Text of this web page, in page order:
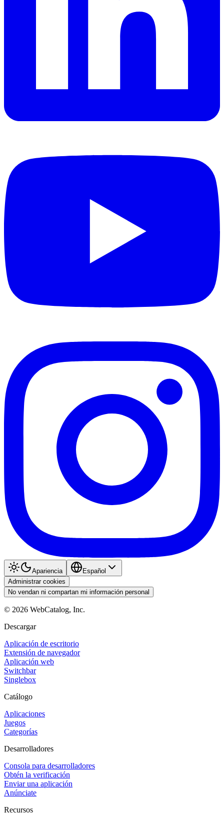
Apariencia
Español
Administrar cookies
No vendan ni compartan mi información personal
© 2026 WebCatalog, Inc.
Descargar
Aplicación de escritorio
Extensión de navegador
Aplicación web
Switchbar
Singlebox
Catálogo
Aplicaciones
Juegos
Categorías
Desarrolladores
Consola para desarrolladores
Obtén la verificación
Enviar una aplicación
Anúnciate
Recursos